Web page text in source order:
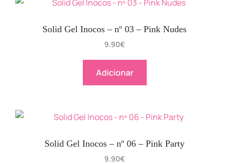
Solid Gel Inocos – nº 03 – Pink Nudes
9.90€
Adicionar
Solid Gel Inocos – nº 06 – Pink Party
9.90€